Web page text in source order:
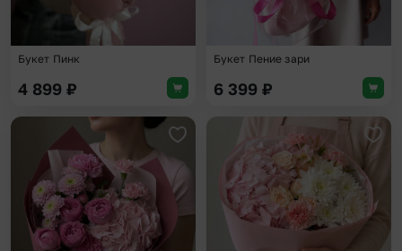
Букет Пинк
4 899 ₽
Букет Пение зари
6 399 ₽
Добавить в избранное